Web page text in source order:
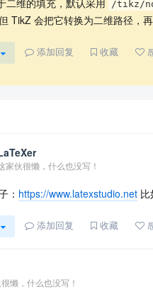
二维的填充，默认采用 /tikz/
TikZ 会把它转换为二维路径，再
添加回复 收藏
家伙很懒，什么也没写！
： https://www.latexstudio.net 比
添加回复 收藏
懒，什么也没写！